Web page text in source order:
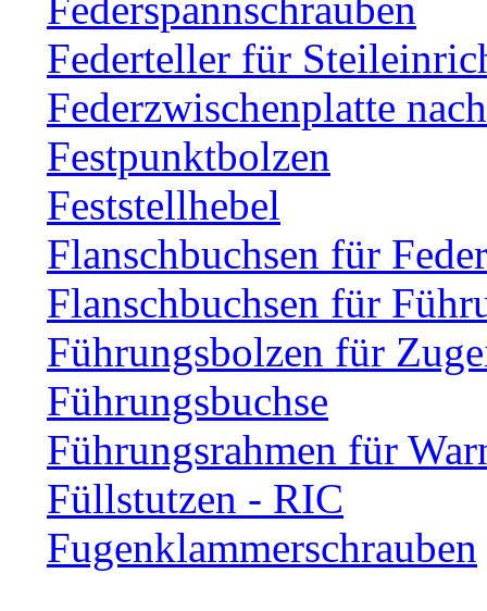
Federteller für
Federzwischenplatte
Festpunktbolzen
Feststellhebel
Flanschbuchsen für
Flanschbuchsen für
Führungsbolzen für
Führungsbuchse
Führungsrahmen für
Füllstutzen - RIC
Fugenklammerschrauben